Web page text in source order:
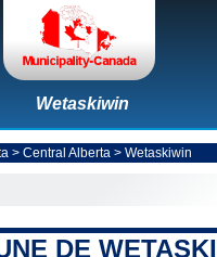
Wetaskiwin
> Central Alberta > Wetaskiwin
DE